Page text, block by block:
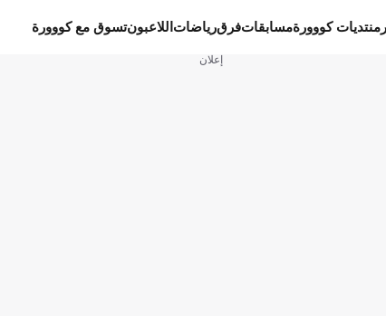
منتديات كووورةمسابقاتفرقرياضات اللاعبونتسوق مع كووورة
إعلان